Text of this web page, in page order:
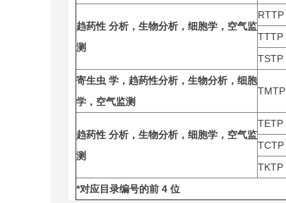
趋药性 分析，生物分析，细胞学，空气监
测
RTTP
TTTP
TSTP
寄生虫 学，趋药性分析，生物分析，细胞
学，空气监测
TMTP
趋药性 分析，生物分析，细胞学，空气监
测
TETP
TCTP
TKTP
*对应目录编号的前 4 位